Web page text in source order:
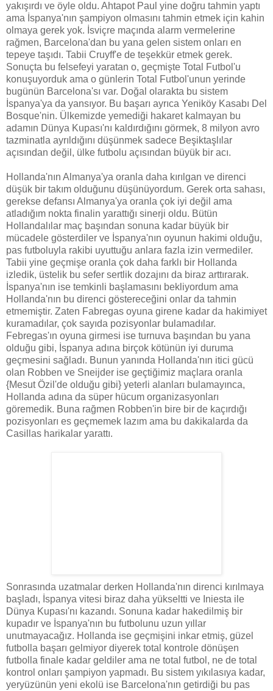
yakışırdı ve öyle oldu. Ahtapot Paul yine doğru tahmin yaptı
ama İspanya'nın şampiyon olmasını tahmin etmek için kahin
olmaya gerek yok. İsviçre maçında alarm vermelerine
rağmen, Barcelona'dan bu yana gelen sistem onları en
tepeye taşıdı. Tabii Cruyff'e de teşekkür etmek gerek.
Sonuçta bu felsefeyi yaratan o, geçmişte Total Futbol'u
konuşuyorduk ama o günlerin Total Futbol'unun yerinde
bugünün Barcelona'sı var. Doğal olarakta bu sistem
İspanya'ya da yansıyor. Bu başarı ayrıca Yeniköy Kasabı Del
Bosque'nin. Ülkemizde yemediği hakaret kalmayan bu
adamın Dünya Kupası'nı kaldırdığını görmek, 8 milyon avro
tazminatla ayrıldığını düşünmek sadece Beşiktaşlılar
açısından değil, ülke futbolu açısından büyük bir acı.
Hollanda'nın Almanya'ya oranla daha kırılgan ve direnci
düşük bir takım olduğunu düşünüyordum. Gerek orta sahası,
gerekse defansı Almanya'ya oranla çok iyi değil ama
atladığım nokta finalin yarattığı sinerji oldu. Bütün
Hollandalılar maç başından sonuna kadar büyük bir
mücadele gösterdiler ve İspanya'nın oyunun hakimi olduğu,
pas futboluyla rakibi uyuttuğu anlara fazla izin vermediler.
Tabii yine geçmişe oranla çok daha farklı bir Hollanda
izledik, üstelik bu sefer sertlik dozajını da biraz arttırarak.
İspanya'nın ise temkinli başlamasını bekliyordum ama
Hollanda'nın bu direnci göstereceğini onlar da tahmin
etmemiştir. Zaten Fabregas oyuna girene kadar da hakimiyet
kuramadılar, çok sayıda pozisyonlar bulamadılar.
Febregas'ın oyuna girmesi ise turnuva başından bu yana
olduğu gibi, İspanya adına birçok kötünün iyi duruma
geçmesini sağladı. Bunun yanında Hollanda'nın itici gücü
olan Robben ve Sneijder ise geçtiğimiz maçlara oranla
{Mesut Özil'de olduğu gibi} yeterli alanları bulamayınca,
Hollanda adına da süper hücum organizasyonları
göremedik. Buna rağmen Robben'in bire bir de kaçırdığı
pozisyonları es geçmemek lazım ama bu dakikalarda da
Casillas harikalar yarattı.
Sonrasında uzatmalar derken Hollanda'nın direnci kırılmaya
başladı, İspanya vitesi biraz daha yükseltti ve Iniesta ile
Dünya Kupası'nı kazandı. Sonuna kadar hakedilmiş bir
kupadır ve İspanya'nın bu futbolunu uzun yıllar
unutmayacağız. Hollanda ise geçmişini inkar etmiş, güzel
futbolla başarı gelmiyor diyerek total kontrole dönüşen
futbolla finale kadar geldiler ama ne total futbol, ne de total
kontrol onları şampiyon yapmadı. Bu sistem yıkılasıya kadar,
yeryüzünün yeni ekolü ise Barcelona'nın getirdiği bu pas